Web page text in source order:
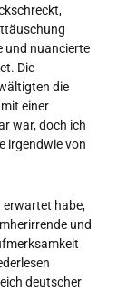
und nuancierte
Die
die
einer
war, doch ich
irgendwie von
erwartet habe,
und
deutscher